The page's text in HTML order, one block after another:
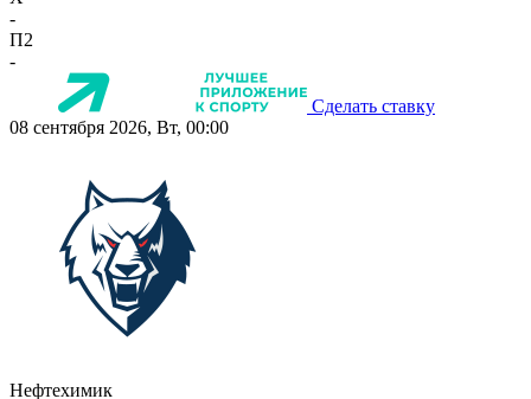
-
П2
-
Сделать ставку
08 сентября 2026, Вт, 00:00
Нефтехимик